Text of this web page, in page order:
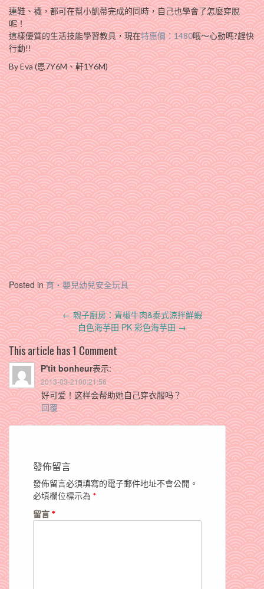
連鞋、襪，都可在幫小凱蒂完成的同時，自己也學會了怎麼穿脫
呢！
這樣優質的生活技能學習教具，現在特惠價：1480哦～心動嗎?趕快
行動!!
By Eva (恩7Y6M、軒1Y6M)
Posted in育‧嬰兒幼兒安全玩具
Post
navigation
←親子廚房：青椒牛肉&泰式涼拌鮮蝦
白色海芋田 PK 彩色海芋田→
This article has 1 Comment
P'tit bonheur表示:
2013-03-2100:21:56
好可爱！这样会帮助她自己穿衣服吗？
回覆
發佈留言
發佈留言必須填寫的電子郵件地址不會公開。
必填欄位標示為 *
留言 *